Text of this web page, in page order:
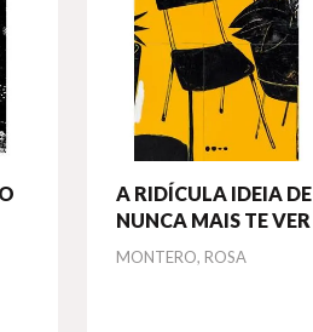
A RIDÍCULA IDEIA DE
NUNCA MAIS TE VER
Autor
MONTERO, ROSA